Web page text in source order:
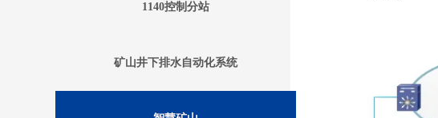
1140控制分站
矿山井下排水自动化系统